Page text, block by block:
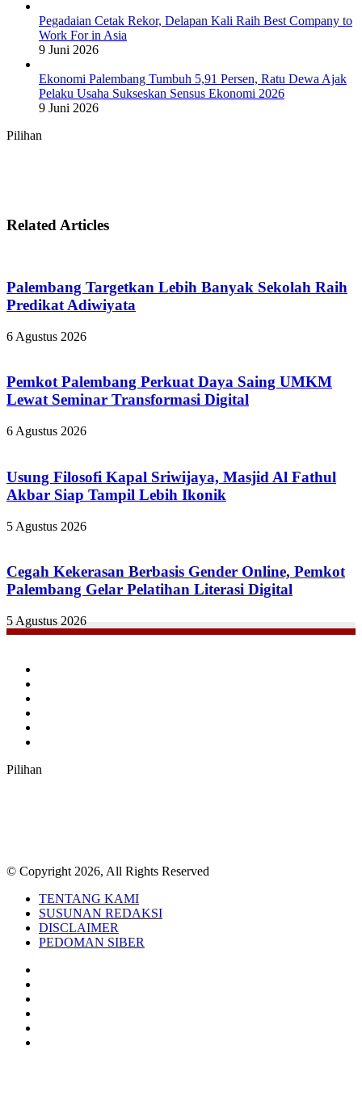
Pegadaian Cetak Rekor, Delapan Kali Raih Best Company to
Work For in Asia
9 Juni 2026
Ekonomi Palembang Tumbuh 5,91 Persen, Ratu Dewa Ajak
Pelaku Usaha Sukseskan Sensus Ekonomi 2026
9 Juni 2026
Pilihan
Related Articles
Palembang Targetkan Lebih Banyak Sekolah Raih
Predikat Adiwiyata
6 Agustus 2026
Pemkot Palembang Perkuat Daya Saing UMKM
Lewat Seminar Transformasi Digital
6 Agustus 2026
Usung Filosofi Kapal Sriwijaya, Masjid Al Fathul
Akbar Siap Tampil Lebih Ikonik
5 Agustus 2026
Cegah Kekerasan Berbasis Gender Online, Pemkot
Palembang Gelar Pelatihan Literasi Digital
5 Agustus 2026
Pilihan
© Copyright 2026, All Rights Reserved
TENTANG KAMI
SUSUNAN REDAKSI
DISCLAIMER
PEDOMAN SIBER